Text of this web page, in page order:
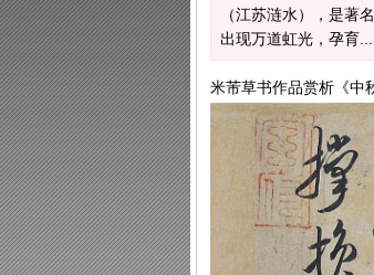
（江苏涟水），是著
出现万道虹光，孕育...
米芾草书作品赏析《中